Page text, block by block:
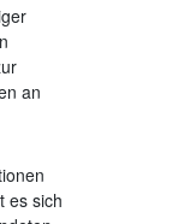
an
es sich